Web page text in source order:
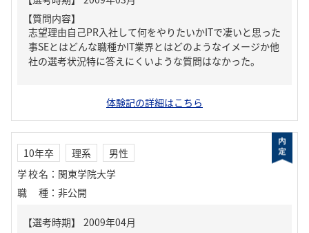
【質問内容】
志望理由自己PR入社して何をやりたいかITで凄いと思った
事SEとはどんな職種かIT業界とはどのようなイメージか他
社の選考状況特に答えにくいような質問はなかった。
体験記の詳細はこちら
10年卒 理系
男性
学校名 ： 関東学院大学
職種 ： 非公開